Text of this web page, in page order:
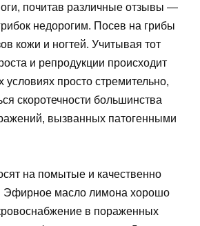
почитав различные отзывы —
недорогим. Посев на грибы
кожи и ногтей. Учитывая тот
и репродукции происходит
условиях просто стремительно,
скоротечности большинства
вызванных патогенными
на помытые и качественно
Эфирное масло лимона хорошо
в пораженных